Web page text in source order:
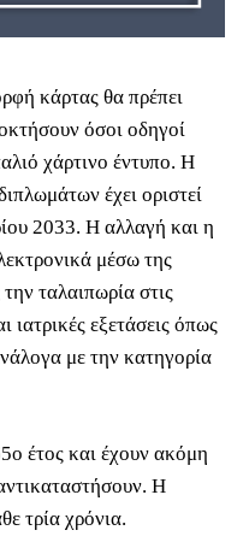
κάρτας θα πρέπει
όσοι οδηγοί
χάρτινο έντυπο. Η
έχει οριστεί
2033. Η αλλαγή και η
μέσω της
ταλαιπωρία στις
ιατρικές εξετάσεις όπως
με την κατηγορία
έτος και έχουν ακόμη
Η
τρία χρόνια.